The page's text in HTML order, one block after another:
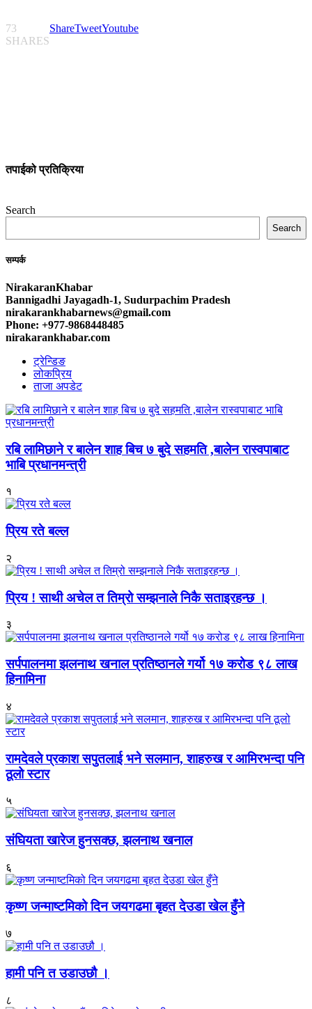
73
SHARES
ShareTweetYoutube
तपाईको प्रतिक्रिया
Search
Search
सम्पर्क
NirakaranKhabar
Bannigadhi Jayagadh-1, Sudurpachim Pradesh
nirakarankhabarnews@gmail.com
Phone: +977-9868448485
nirakarankhabar.com
ट्रेन्डिङ
लोकप्रिय
ताजा अपडेट
रबि लामिछाने र बालेन शाह बिच ७ बुदे सहमति ,बालेन रास्वपाबाट
भाबि प्रधानमन्त्री
१
प्रिय रते बल्ल
२
प्रिय ! साथी अचेल त तिम्रो सम्झनाले निकै सताइरहन्छ ।
३
सर्पपालनमा झलनाथ खनाल प्रतिष्ठानले गर्यो १७ करोड ९८ लाख
हिनामिना
४
रामदेवले प्रकाश सपुतलाई भने सलमान, शाहरुख र आमिरभन्दा पनि
ठूलो स्टार
५
संघियता खारेज हुनसक्छ, झलनाथ खनाल
६
कृष्ण जन्माष्टमिको दिन जयगढमा बृहत देउडा खेल हुँने
७
हामी पनि त उडाउछौ ।
८